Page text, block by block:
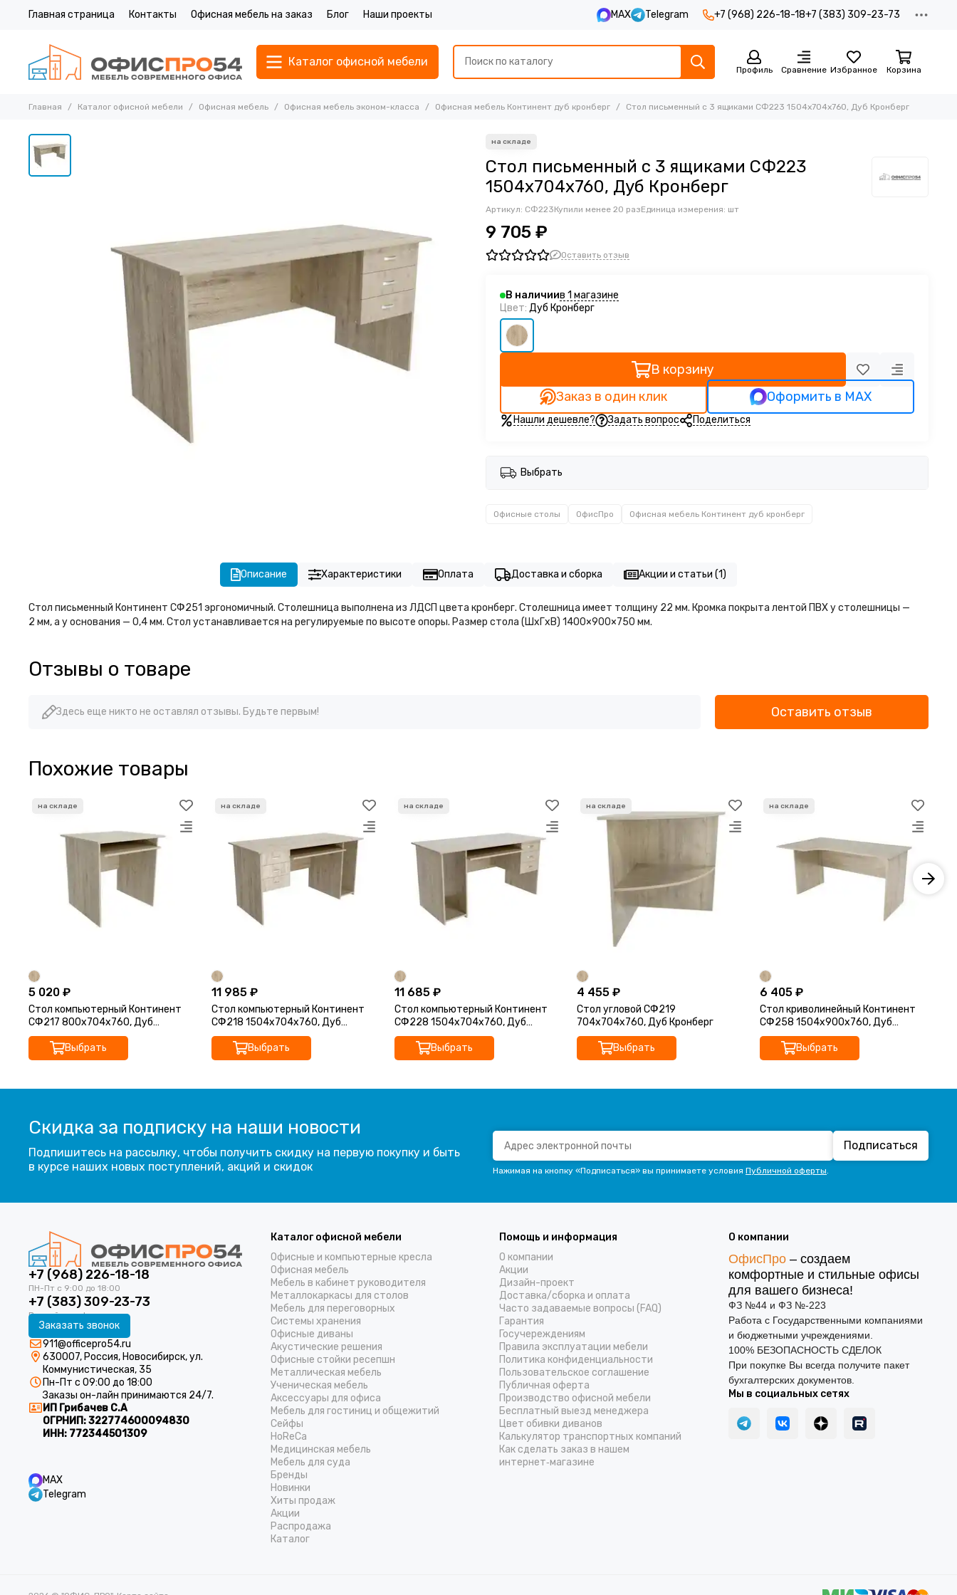
Главная страница Контакты Офисная мебель на заказ Блог Наши проекты MAX Telegram +7 (968) 226-18-18+7 (383) 309-23-73
Каталог офисной мебели
Профиль Сравнение Избранное Корзина
Главная Каталог офисной мебели Офисная мебель Офисная мебель эконом-класса Офисная мебель Континент дуб кронберг Стол письменный с 3 ящиками СФ223 1504х704х760, Дуб Кронберг
Стол письменный с 3 ящиками СФ223
1504х704х760, Дуб Кронберг
Артикул: СФ223Купили менее 20 разЕдиница измерения: шт
9 705 ₽
Оставить отзыв
В наличиив 1 магазине
Цвет: Дуб Кронберг
В корзину
Заказ в один клик
Оформить в MAX
Нашли дешевле? Задать вопрос Поделиться
Выбрать
Офисные столы ОфисПро Офисная мебель Континент дуб кронберг
Описание Характеристики Оплата Доставка и сборка Акции и статьи (1)
Стол письменный Континент СФ251 эргономичный. Столешница выполнена из ЛДСП цвета кронберг. Столешница имеет толщину 22 мм. Кромка покрыта лентой ПВХ у столешницы —
2 мм, а у основания — 0,4 мм. Стол устанавливается на регулируемые по высоте опоры. Размер стола (ШхГхВ) 1400×900×750 мм.
Отзывы о товаре
Здесь еще никто не оставлял отзывы. Будьте первым! Оставить отзыв
Похожие товары
5 020 ₽
Стол компьютерный Континент
СФ217 800х704х760, Дуб
Кронберг
Выбрать
11 985 ₽
Стол компьютерный Континент
СФ218 1504х704х760, Дуб
Кронберг
Выбрать
11 685 ₽
Стол компьютерный Континент
СФ228 1504х704х760, Дуб
Кронберг
Выбрать
4 455 ₽
Стол угловой СФ219
704х704х760, Дуб Кронберг
Выбрать
6 405 ₽
Стол криволинейный Континент
СФ258 1504х900х760, Дуб
Кронберг
Выбрать
Скидка за подписку на наши новости
Подпишитесь на рассылку, чтобы получить скидку на первую покупку и быть
в курсе наших новых поступлений, акций и скидок
Подписаться
Нажимая на кнопку «Подписаться» вы принимаете условия Публичной оферты.
+7 (968) 226-18-18
+7 (383) 309-23-73
Заказать звонок
911@officepro54.ru
630007, Россия, Новосибирск, ул.
Коммунистическая, 35
Пн-Пт с 09:00 до 18:00
Заказы он-лайн принимаются 24/7.
ИП Грибачев С.А
ОГРНИП:322774600094830
ИНН: 772344501309
MAX
Telegram
Каталог офисной мебели
Офисные и компьютерные кресла
Офисная мебель
Мебель в кабинет руководителя
Металлокаркасы для столов
Мебель для переговорных
Системы хранения
Офисные диваны
Акустические решения
Офисные стойки ресепшн
Металлическая мебель
Ученическая мебель
Аксессуары для офиса
Мебель для гостиниц и общежитий
Cейфы
HoReCa
Медицинская мебель
Мебель для суда
Бренды
Новинки
Хиты продаж
Акции
Распродажа
Каталог
Помощь и информация
О компании
Акции
Дизайн-проект
Доставка/cборка и оплата
Часто задаваемые вопросы (FAQ)
Гарантия
Госучереждениям
Правила эксплуатации мебели
Политика конфиденциальности
Пользовательское соглашение
Публичная оферта
Производство офисной мебели
Бесплатный выезд менеджера
Цвет обивки диванов
Калькулятор транспортных компаний
Как сделать заказ в нашем
интернет‑магазине
О компании
ОфисПро– создаем
комфортные и стильные офисы
для вашего бизнеса!
ФЗ №44 и ФЗ №-223
Работа с Государственными компаниями
и бюджетными учреждениями.
100% БЕЗОПАСНОСТЬ СДЕЛОК
При покупке Вы всегда получите пакет
бухгалтерских документов.
Мы в социальных сетях